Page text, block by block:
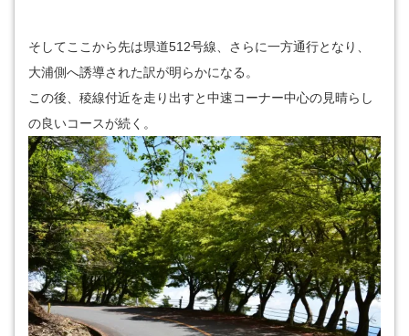
そしてここから先は県道512号線、さらに一方通行となり、
大浦側へ誘導された訳が明らかになる。
この後、稜線付近を走り出すと中速コーナー中心の見晴らし
の良いコースが続く。